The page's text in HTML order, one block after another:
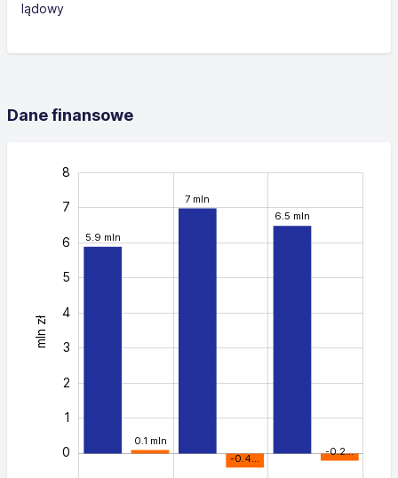
lądowy
Dane finansowe
5.9 mln
7 mln
6.5 mln
0.1 mln
-0.4…
-0.2…
mln zł
0
1
2
3
4
5
6
7
8